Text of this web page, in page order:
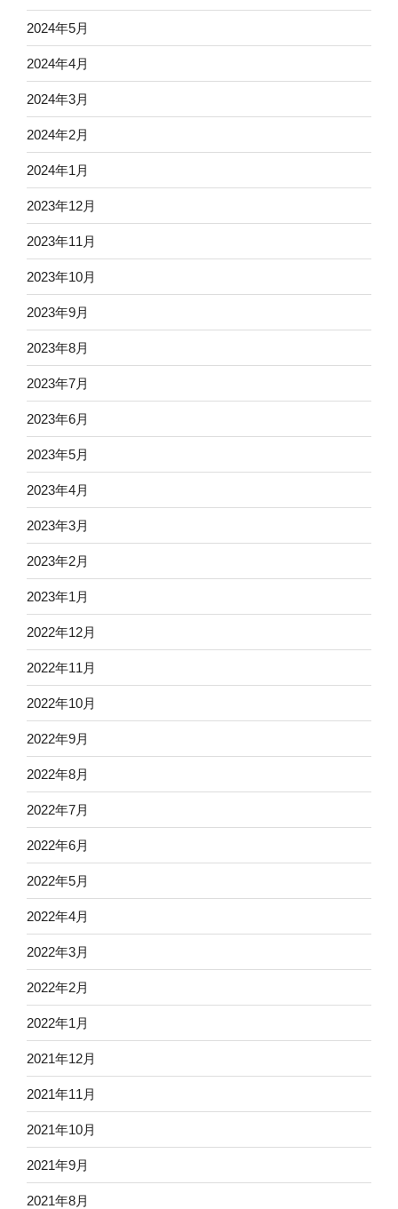
2024年5月
2024年4月
2024年3月
2024年2月
2024年1月
2023年12月
2023年11月
2023年10月
2023年9月
2023年8月
2023年7月
2023年6月
2023年5月
2023年4月
2023年3月
2023年2月
2023年1月
2022年12月
2022年11月
2022年10月
2022年9月
2022年8月
2022年7月
2022年6月
2022年5月
2022年4月
2022年3月
2022年2月
2022年1月
2021年12月
2021年11月
2021年10月
2021年9月
2021年8月